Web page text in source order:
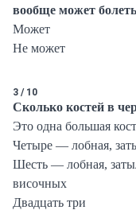
вообще может
Может
Не может
3 / 10
Сколько костей в
Это одна большая
Четыре — лобная,
Шесть — лобная,
височных
Двадцать три